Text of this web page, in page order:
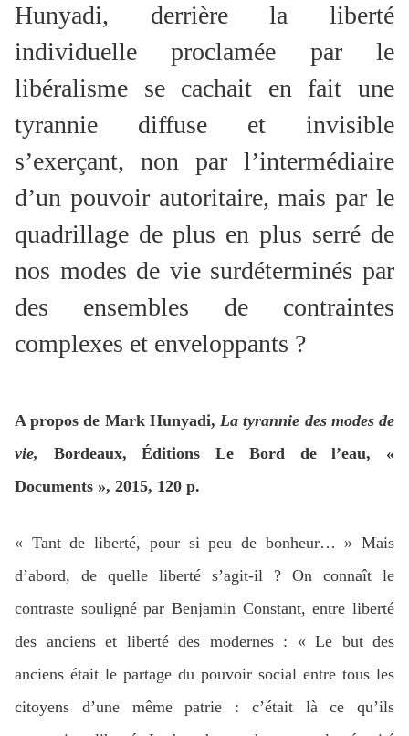
Hunyadi, derrière la liberté
individuelle proclamée par le
libéralisme se cachait en fait une
tyrannie diffuse et invisible
s’exerçant, non par l’intermédiaire
d’un pouvoir autoritaire, mais par le
quadrillage de plus en plus serré de
nos modes de vie surdéterminés par
des ensembles de contraintes
complexes et enveloppants ?
A propos de Mark Hunyadi,La tyrannie des modes de
vie, Bordeaux, Éditions Le Bord de l’eau, «
Documents », 2015, 120 p.
« Tant de liberté, pour si peu de bonheur… » Mais
d’abord, de quelle liberté s’agit-il ? On connaît le
contraste souligné par Benjamin Constant, entre liberté
des anciens et liberté des modernes : « Le but des
anciens était le partage du pouvoir social entre tous les
citoyens d’une même patrie : c’était là ce qu’ils